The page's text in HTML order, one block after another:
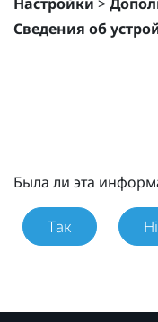
Сведения об
Была ли эта
Так Ні